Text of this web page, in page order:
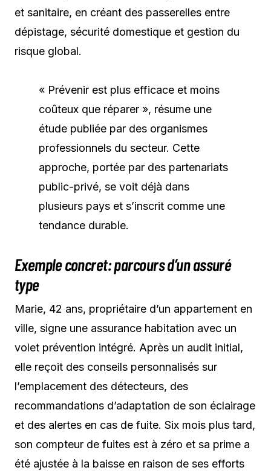
et sanitaire, en créant des passerelles entre
dépistage, sécurité domestique et gestion du
risque global.
« Prévenir est plus efficace et moins
coûteux que réparer », résume une
étude publiée par des organismes
professionnels du secteur. Cette
approche, portée par des partenariats
public-privé, se voit déjà dans
plusieurs pays et s’inscrit comme une
tendance durable.
Exemple concret: parcours d’un assuré
type
Marie, 42 ans, propriétaire d’un appartement en
ville, signe une assurance habitation avec un
volet prévention intégré. Après un audit initial,
elle reçoit des conseils personnalisés sur
l’emplacement des détecteurs, des
recommandations d’adaptation de son éclairage
et des alertes en cas de fuite. Six mois plus tard,
son compteur de fuites est à zéro et sa prime a
été ajustée à la baisse en raison de ses efforts